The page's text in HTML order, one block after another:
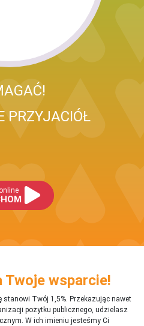
PRZYJACIÓŁ
Twoje wsparcie!
stanowi Twój 1,5%. Przekazując nawet
pożytku publicznego, udzielasz
W ich imieniu jesteśmy Ci